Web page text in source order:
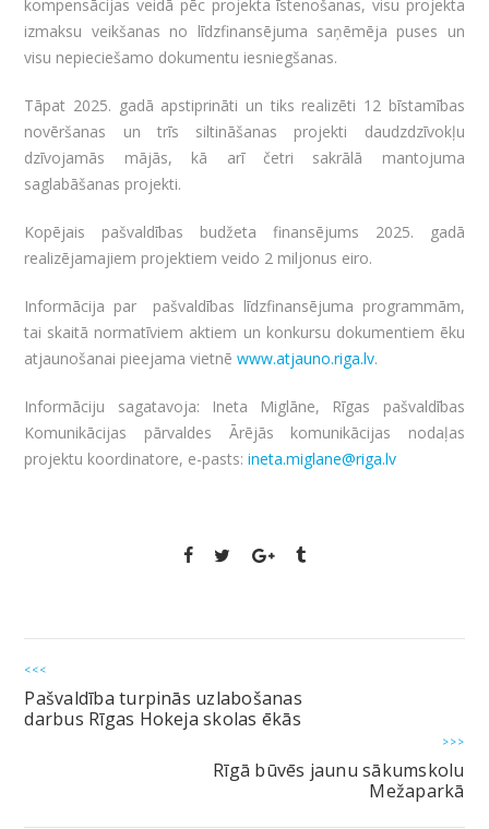
kompensācijas veidā pēc projekta īstenošanas, visu projekta
izmaksu veikšanas no līdzfinansējuma saņēmēja puses un
visu nepieciešamo dokumentu iesniegšanas.
Tāpat 2025. gadā apstiprināti un tiks realizēti 12 bīstamības
novēršanas un trīs siltināšanas projekti daudzdzīvokļu
dzīvojamās mājās, kā arī četri sakrālā mantojuma
saglabāšanas projekti.
Kopējais pašvaldības budžeta finansējums 2025. gadā
realizējamajiem projektiem veido 2 miljonus eiro.
Informācija par pašvaldības līdzfinansējuma programmām,
tai skaitā normatīviem aktiem un konkursu dokumentiem ēku
atjaunošanai pieejama vietnēwww.atjauno.riga.lv.
Informāciju sagatavoja: Ineta Miglāne, Rīgas pašvaldības
Komunikācijas pārvaldes Ārējās komunikācijas nodaļas
projektu koordinatore, e-pasts:ineta.miglane@riga.lv
<<<
Pašvaldība turpinās uzlabošanas
darbus Rīgas Hokeja skolas ēkās
>>>
Rīgā būvēs jaunu sākumskolu
Mežaparkā